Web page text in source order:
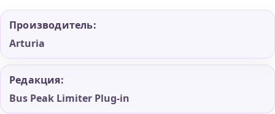
Производитель:
Arturia
Редакция:
Bus Peak Limiter Plug-in